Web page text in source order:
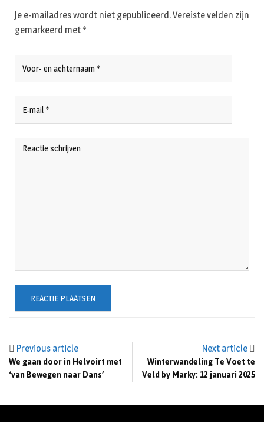
Previous article
We gaan door in Helvoirt met
‘van Bewegen naar Dans’
Next article
Winterwandeling Te Voet te
Veld by Marky: 12 januari 2025
Je e-mailadres wordt niet gepubliceerd.Vereiste velden zijn
gemarkeerd met *